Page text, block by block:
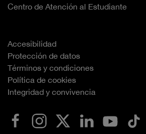
Centro de Atención al Estudiante
Accesibilidad
Protección de datos
Términos y condiciones
Política de cookies
Integridad y convivencia